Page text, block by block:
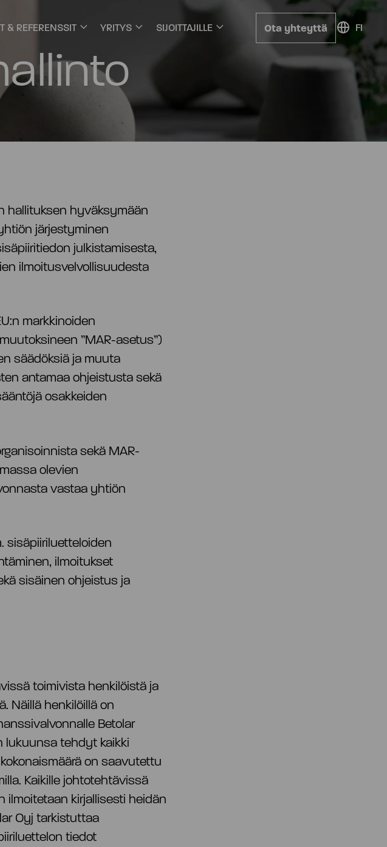
& REFERENSSIT YRITYS SIJOITTAJILLE Ota yhteyttä FI
hallituksen hyväksymään
järjestyminen
julkistamisesta,
ilmoitusvelvollisuudesta
markkinoiden
”MAR-asetus”)
säädöksiä ja muuta
antamaa ohjeistusta sekä
osakkeiden
sekä MAR-
olevien
vastaa yhtiön
sisäpiiriluetteloiden
ilmoitukset
sisäinen ohjeistus ja
toimivista henkilöistä ja
Näillä henkilöillä on
Betolar
lukuunsa tehdyt kaikki
on saavutettu
Kaikille johtotehtävissä
ilmoitetaan kirjallisesti heidän
Oyj tarkistuttaa
tiedot